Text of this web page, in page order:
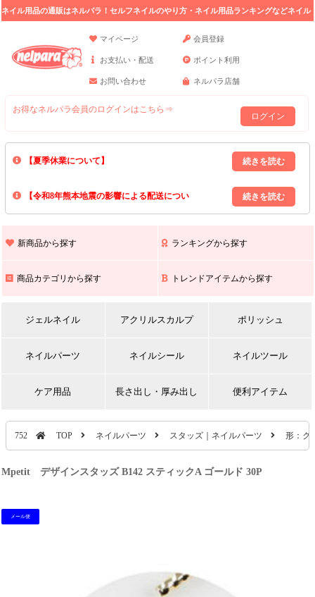
ネイル用品の通販はネルパラ！セルフネイルのやり方・ネイル用品ランキングなどネイル
マイページ
会員登録
お支払い・配送 ポイント利用
お問い合わせ ネルパラ店舗
お得なネルパラ会員のログインはこちら⇒
ログイン
【夏季休業について】
8/13(木)～8/16(日)の間｢出荷業務・お問い合わせ業務｣はお休みいたしま
上記期間中のご注文・お問い合わせは8/17(月)以降の対応となりますので
【令和8年熊本地震の影響による配送につい
また､ 九州全域でお荷物のお届けに遅延が生じております｡
新商品から探す ランキングから探す
商品カテゴリから探す トレンドアイテムから探す
ジェルネイル アクリルスカルプ ポリッシュ
ネイルパーツ ネイルシール ネイルツール
ケア用品 長さ出し・厚み出し 便利アイテム
752 TOP ネイルパーツ スタッズ｜ネイルパーツ 形：ク
Mpetit デザインスタッズ B142 スティックA ゴールド 30P
メール便